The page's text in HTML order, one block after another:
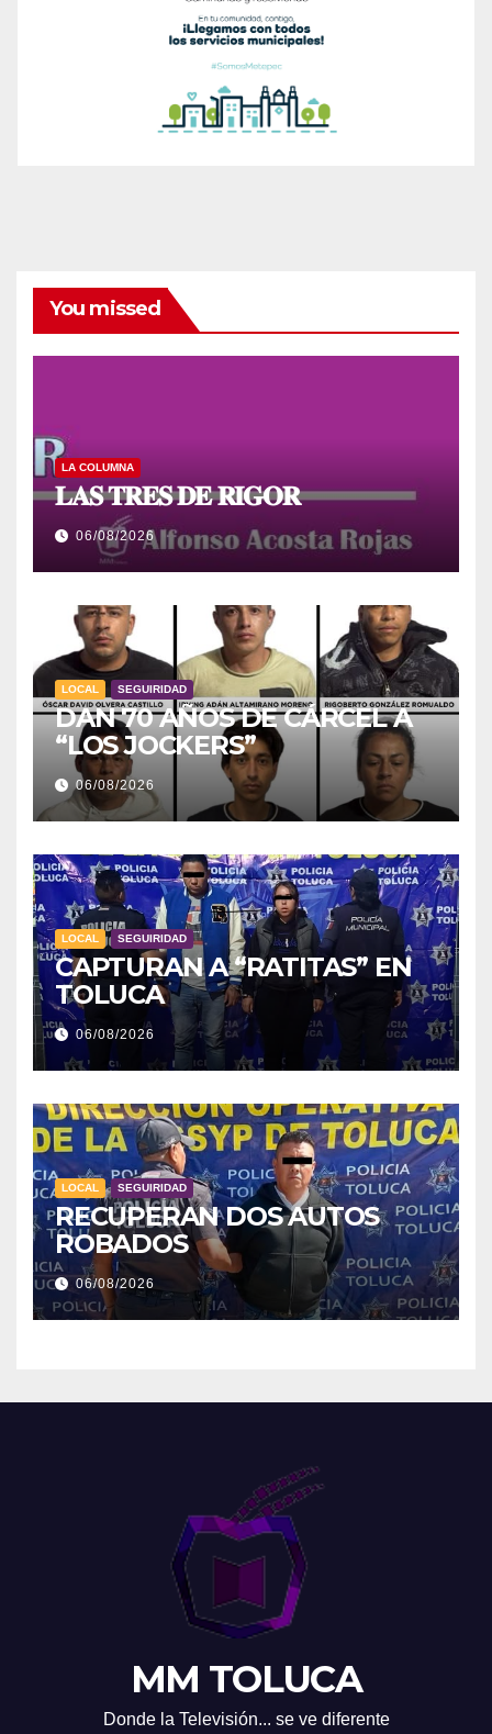
You missed
LA COLUMNA
𝐋𝐀𝐒 𝐓𝐑𝐄𝐒 𝐃𝐄 𝐑𝐈𝐆𝐎𝐑
06/08/2026
LOCAL SEGUIRIDAD
DAN 70 AÑOS DE CÁRCEL A
“LOS JOCKERS”
06/08/2026
LOCAL SEGUIRIDAD
CAPTURAN A “RATITAS” EN
TOLUCA
06/08/2026
LOCAL SEGUIRIDAD
RECUPERAN DOS AUTOS
ROBADOS
06/08/2026
MM TOLUCA
Donde la Televisión... se ve diferente